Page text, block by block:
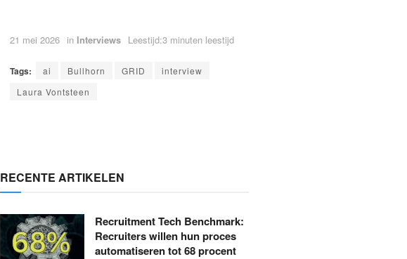
21 mei 2026 in Interviews Leestijd:3 minuten leestijd
Tags: ai Bullhorn GRID
interview
Laura Vontsteen
RECENTE ARTIKELEN
Recruitment Tech Benchmark:
Recruiters willen hun proces
automatiseren tot 68 procent